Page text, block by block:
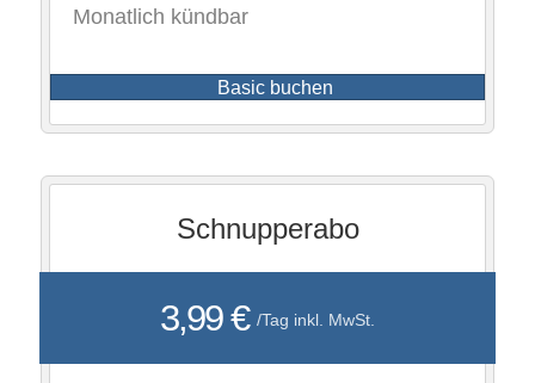
Monatlich kündbar
Basic buchen
Schnupperabo
3,99 € /Tag inkl. MwSt.